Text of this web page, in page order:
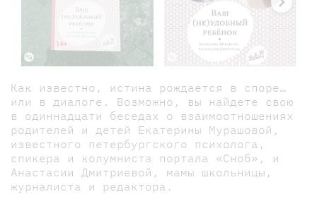
Как известно, истина рождается в споре…
или в диалоге. Возможно, вы найдете свою
в одиннадцати беседах о взаимоотношениях
родителей и детей Екатерины Мурашовой,
известного петербургского психолога,
спикера и колумниста портала «Сноб», и
Анастасии Дмитриевой, мамы школьницы,
журналиста и редактора.